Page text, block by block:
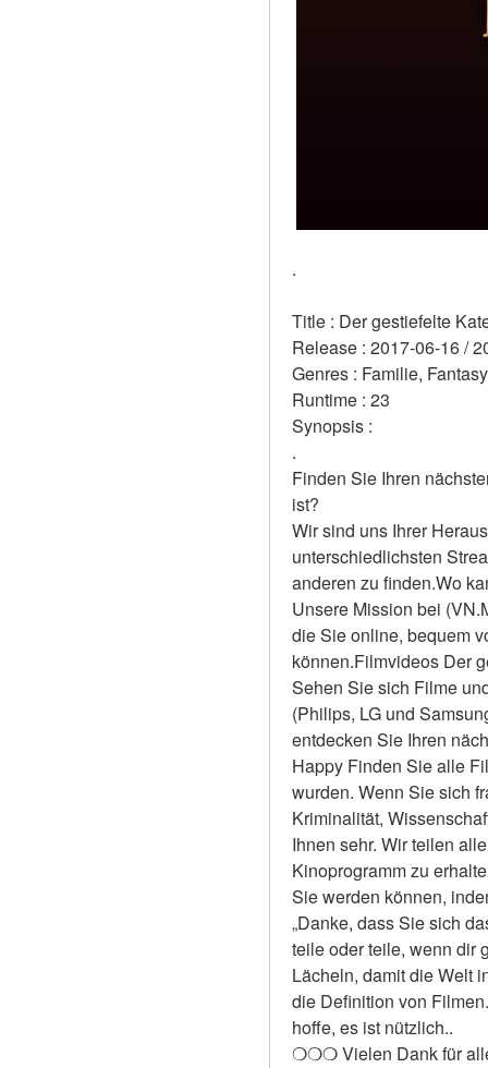
.
Title : Der gestiefelte
Release : 2017-06-16 /
Genres : Familie,
Runtime : 23
Synopsis :
.
Finden Sie Ihren
ist?
Wir sind uns Ihrer
unterschiedlichsten
anderen zu finden.Wo
Unsere Mission bei
die Sie online, bequem
können.Filmvideos Der
Sehen Sie sich Filme
(Philips, LG und
entdecken Sie Ihren
Happy Finden Sie alle
wurden. Wenn Sie sich
Kriminalität,
Ihnen sehr. Wir teilen
Kinoprogramm zu
Sie werden können,
„Danke, dass Sie sich
teile oder teile, wenn dir
Lächeln, damit die Welt
die Definition von
hoffe, es ist nützlich..
❍❍❍ Vielen Dank für